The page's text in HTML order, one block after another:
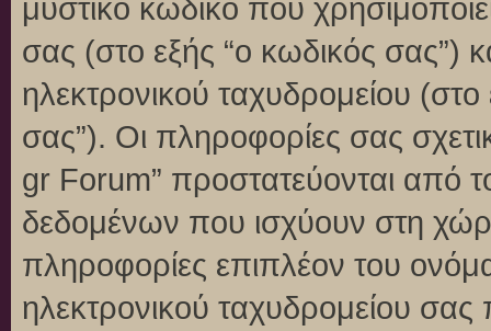
μυστικό κωδικό που
σας (στο εξής “ο κωδικός σας”)
ηλεκτρονικού ταχυδρομείου
σας”). Οι πληροφορίες σας
gr Forum” προστατεύονται από
δεδομένων που ισχύουν στη
πληροφορίες επιπλέον του
ηλεκτρονικού ταχυδρομείου